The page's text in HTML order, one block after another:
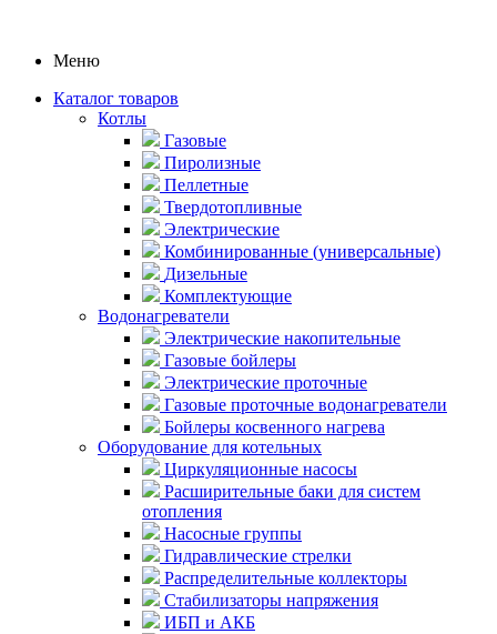
Меню
Каталог товаров
Котлы
Газовые
Пиролизные
Пеллетные
Твердотопливные
Электрические
Комбинированные (универсальные)
Дизельные
Комплектующие
Водонагреватели
Электрические накопительные
Газовые бойлеры
Электрические проточные
Газовые проточные водонагреватели
Бойлеры косвенного нагрева
Оборудование для котельных
Циркуляционные насосы
Расширительные баки для систем
отопления
Насосные группы
Гидравлические стрелки
Распределительные коллекторы
Стабилизаторы напряжения
ИБП и АКБ